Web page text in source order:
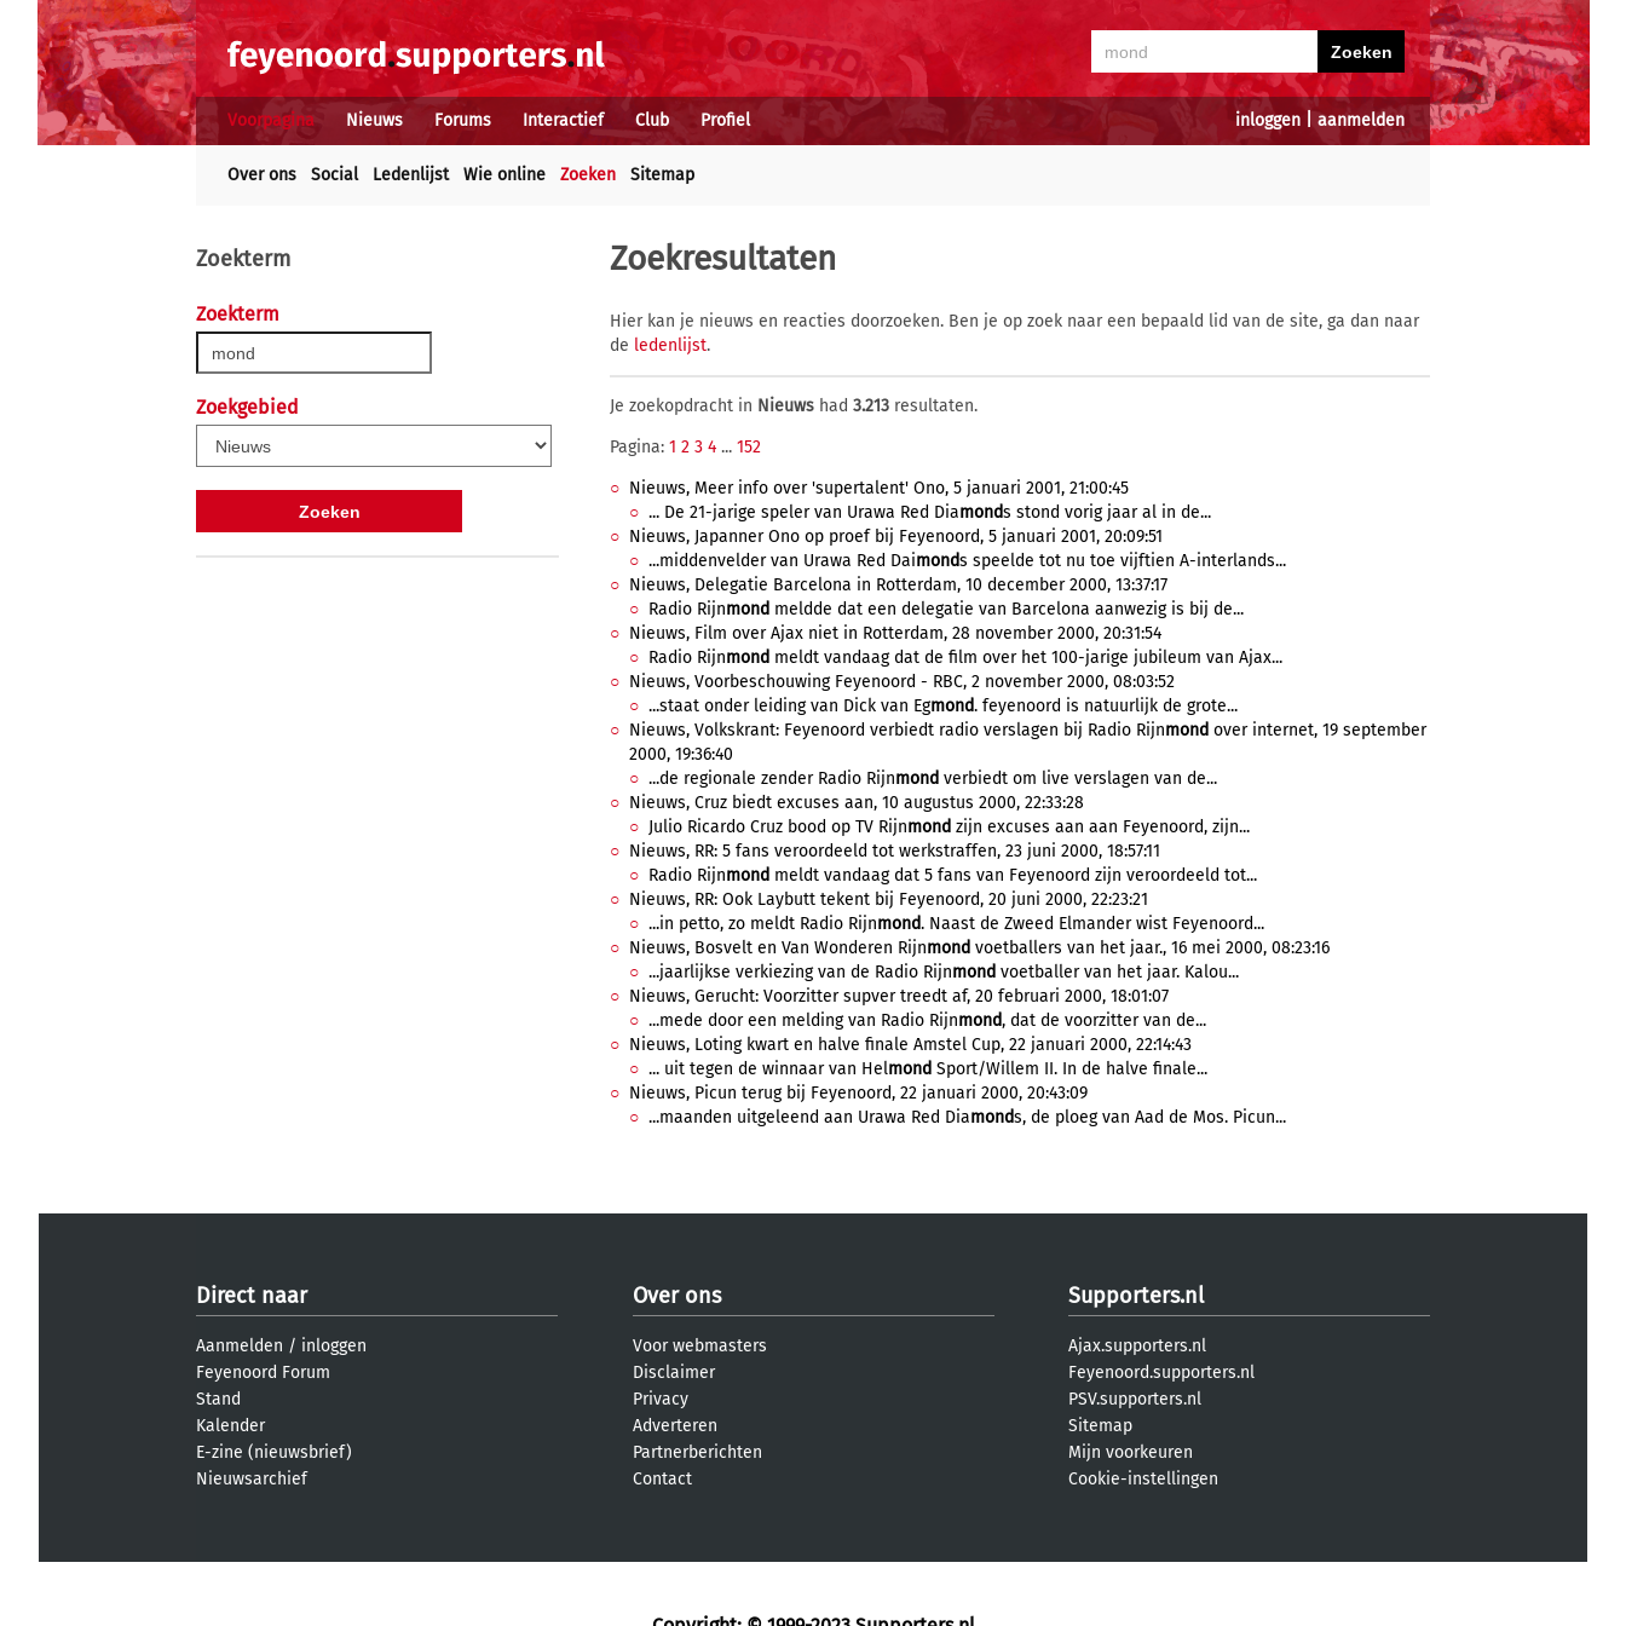
inloggen aanmelden
Voorpagina Nieuws Forums Interactief Club Profiel
Over ons Social Ledenlijst Wie online Zoeken Sitemap
Zoekterm
Zoekterm
Zoekgebied
Zoekresultaten
Hier kan je nieuws en reacties doorzoeken. Ben je op zoek naar een bepaald lid van de site, ga dan naar
de ledenlijst.
Je zoekopdracht in Nieuws had 3.213 resultaten.
Pagina: 1 2 3 4 ... 152
Nieuws, Meer info over 'supertalent' Ono, 5 januari 2001, 21:00:45
... De 21-jarige speler van Urawa Red Diamonds stond vorig jaar al in de...
Nieuws, Japanner Ono op proef bij Feyenoord, 5 januari 2001, 20:09:51
...middenvelder van Urawa Red Daimonds speelde tot nu toe vijftien A-interlands...
Nieuws, Delegatie Barcelona in Rotterdam, 10 december 2000, 13:37:17
Radio Rijnmond meldde dat een delegatie van Barcelona aanwezig is bij de...
Nieuws, Film over Ajax niet in Rotterdam, 28 november 2000, 20:31:54
Radio Rijnmond meldt vandaag dat de film over het 100-jarige jubileum van Ajax...
Nieuws, Voorbeschouwing Feyenoord - RBC, 2 november 2000, 08:03:52
...staat onder leiding van Dick van Egmond. feyenoord is natuurlijk de grote...
Nieuws, Volkskrant: Feyenoord verbiedt radio verslagen bij Radio Rijnmond over internet, 19 september
2000, 19:36:40
...de regionale zender Radio Rijnmond verbiedt om live verslagen van de...
Nieuws, Cruz biedt excuses aan, 10 augustus 2000, 22:33:28
Julio Ricardo Cruz bood op TV Rijnmond zijn excuses aan aan Feyenoord, zijn...
Nieuws, RR: 5 fans veroordeeld tot werkstraffen, 23 juni 2000, 18:57:11
Radio Rijnmond meldt vandaag dat 5 fans van Feyenoord zijn veroordeeld tot...
Nieuws, RR: Ook Laybutt tekent bij Feyenoord, 20 juni 2000, 22:23:21
...in petto, zo meldt Radio Rijnmond. Naast de Zweed Elmander wist Feyenoord...
Nieuws, Bosvelt en Van Wonderen Rijnmond voetballers van het jaar., 16 mei 2000, 08:23:16
...jaarlijkse verkiezing van de Radio Rijnmond voetballer van het jaar. Kalou...
Nieuws, Gerucht: Voorzitter supver treedt af, 20 februari 2000, 18:01:07
...mede door een melding van Radio Rijnmond, dat de voorzitter van de...
Nieuws, Loting kwart en halve finale Amstel Cup, 22 januari 2000, 22:14:43
... uit tegen de winnaar van Helmond Sport/Willem II. In de halve finale...
Nieuws, Picun terug bij Feyenoord, 22 januari 2000, 20:43:09
...maanden uitgeleend aan Urawa Red Diamonds, de ploeg van Aad de Mos. Picun...
Direct naar
Aanmelden / inloggen
Feyenoord Forum
Stand
Kalender
E-zine (nieuwsbrief)
Nieuwsarchief
Over ons
Voor webmasters
Disclaimer
Privacy
Adverteren
Partnerberichten
Contact
Supporters.nl
Ajax.supporters.nl
Feyenoord.supporters.nl
PSV.supporters.nl
Sitemap
Mijn voorkeuren
Cookie-instellingen